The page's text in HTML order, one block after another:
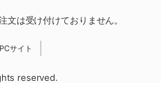
は受け付けておりません。
PCサイト
reserved.